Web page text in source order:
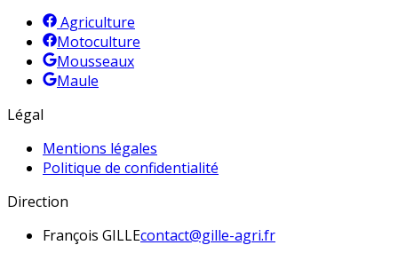
Agriculture
Motoculture
Mousseaux
Maule
Légal
Mentions légales
Politique de confidentialité
Direction
François GILLEcontact@gille-agri.fr